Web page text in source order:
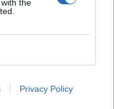
the
Privacy Policy